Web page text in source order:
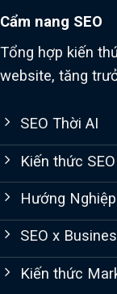
Cẩm nang SEO
Tổng hợp kiến
website, tăng
SEO Thời AI
Kiến thức SEO
Hướng
SEO x
Kiến thức